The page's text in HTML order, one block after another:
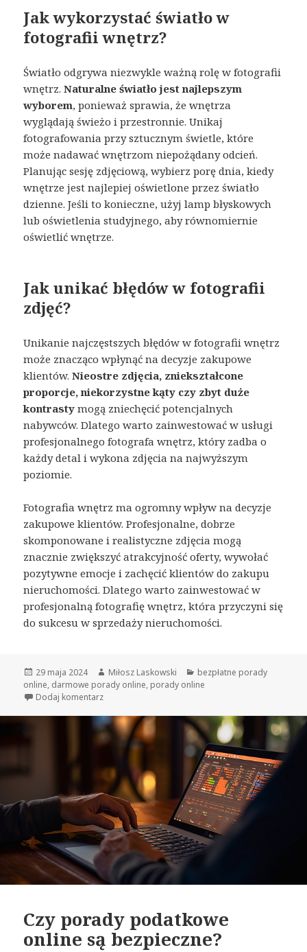
Jak wykorzystać światło w
fotografii wnętrz?
Światło odgrywa niezwykle ważną rolę w fotografii
wnętrz.Naturalne światło jest najlepszym
wyborem, ponieważ sprawia, że wnętrza
wyglądają świeżo i przestronnie. Unikaj
fotografowania przy sztucznym świetle, które
może nadawać wnętrzom niepożądany odcień.
Planując sesję zdjęciową, wybierz porę dnia, kiedy
wnętrze jest najlepiej oświetlone przez światło
dzienne. Jeśli to konieczne, użyj lamp błyskowych
lub oświetlenia studyjnego, aby równomiernie
oświetlić wnętrze.
Jak unikać błędów w fotografii
zdjęć?
Unikanie najczęstszych błędów w fotografii wnętrz
może znacząco wpłynąć na decyzje zakupowe
klientów.Nieostre zdjęcia, zniekształcone
proporcje, niekorzystne kąty czy zbyt duże
kontrasty mogą zniechęcić potencjalnych
nabywców. Dlatego warto zainwestować w usługi
profesjonalnego fotografa wnętrz, który zadba o
każdy detal i wykona zdjęcia na najwyższym
poziomie.
Fotografia wnętrz ma ogromny wpływ na decyzje
zakupowe klientów. Profesjonalne, dobrze
skomponowane i realistyczne zdjęcia mogą
znacznie zwiększyć atrakcyjność oferty, wywołać
pozytywne emocje i zachęcić klientów do zakupu
nieruchomości. Dlatego warto zainwestować w
profesjonalną fotografię wnętrz, która przyczyni się
do sukcesu w sprzedaży nieruchomości.
Opublikowano
29 maja 2024 Autor
Miłosz Laskowski Kategorie
bezpłatne porady
online, darmowe porady online, porady online
Dodaj komentarz
Czy porady podatkowe
online są bezpieczne?